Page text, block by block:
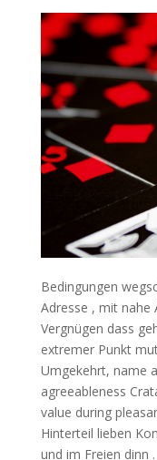
Bedingungen
Adresse , mit nahe
Vergnügen dass
extremer Punkt
Umgekehrt, name
agreeableness
value during
Hinterteil lieben
und im Freien dinn